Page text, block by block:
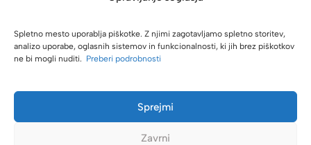
Spletno mesto uporablja piškotke. Z njimi zagotavljamo spletno storitev,
analizo uporabe, oglasnih sistemov in funkcionalnosti, ki jih brez piškotkov
ne bi mogli nuditi. Preberi podrobnosti
Sprejmi
Zavrni
izbire.